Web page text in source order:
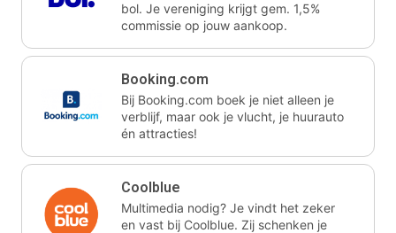
bol. Je vereniging krijgt gem. 1,5%
commissie op jouw aankoop.
Booking.com
Bij Booking.com boek je niet alleen je
verblijf, maar ook je vlucht, je huurauto
én attracties!
Coolblue
Multimedia nodig? Je vindt het zeker
en vast bij Coolblue. Zij schenken je